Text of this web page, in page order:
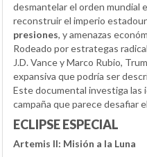
desmantelar el orden mundial
reconstruir el imperio
presiones, y amenazas
Rodeado por estrategas
J.D. Vance y Marco Rubio,
expansiva que podría ser
Este documental investiga las
campaña que parece desafiar
ECLIPSE ESPECIAL
Artemis II: Misión a la Luna